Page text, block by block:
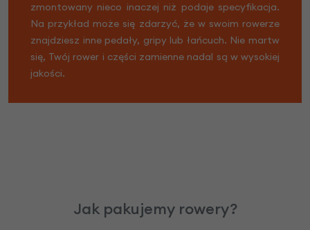
zmontowany nieco inaczej niż podaje specyfikacja.
Na przykład może się zdarzyć, że w swoim rowerze
znajdziesz inne pedały, gripy lub łańcuch. Nie martw
się, Twój rower i części zamienne nadal są w wysokiej
jakości.
Jak pakujemy rowery?